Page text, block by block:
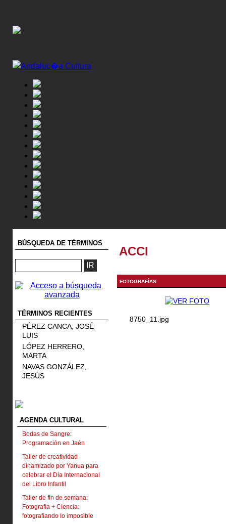
BÚSQUEDA DE TÉRMINOS
TÉRMINOS RECIENTES
PÉREZ CANCA, JOSÉ
LUIS
LÓPEZ HERRERO,
MARTA
NAVAS GONZÁLEZ,
JESÚS
AGENDA CULTURAL
Bodas de Sangre:
Programación en Jaén
Taller de creatividad
dinamizado por Yanua para
celebrar el Día Internacional
del Libro Infantil
Taller de fin de semana:
Fotografía + Ciencia:
fotografiando lo imposible
ACCI
FOTOGRAFÍAS
8750_11.jpg